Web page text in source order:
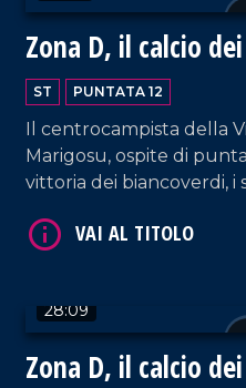
Zona D, il calcio
ST PUNTATA 12
Il centrocampista della
Marigosu, ospite di
vittoria dei biancoverdi, i
28:09
Zona D, il calcio
VAI AL TITOLO